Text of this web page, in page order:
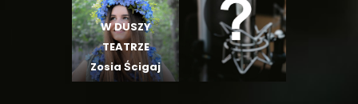
W DUSZY
TEATRZE
Zosia Ścigaj